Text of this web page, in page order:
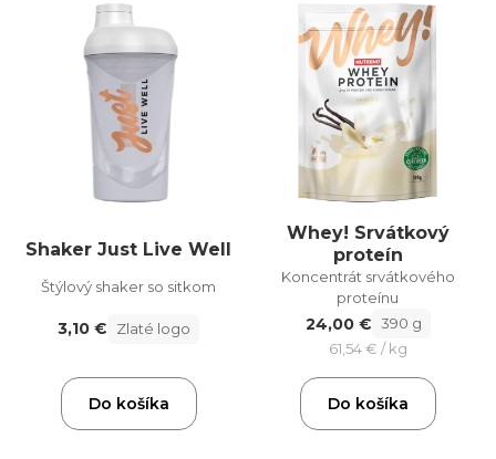
Shaker Just Live Well
Štýlový shaker so sitkom
3,10 € Zlaté logo
Do košíka
Whey! Srvátkový
proteín
Koncentrát srvátkového
proteínu
24,00 € 390 g
61,54 € / kg
Do košíka